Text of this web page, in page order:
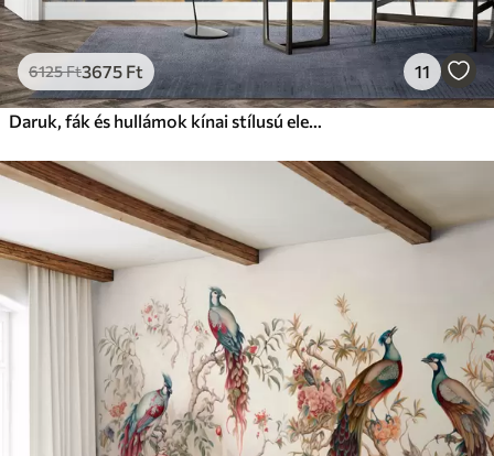
6125Ft3675 Ft 11
Daruk, fák és hullámok kínai stílusú elemekkel